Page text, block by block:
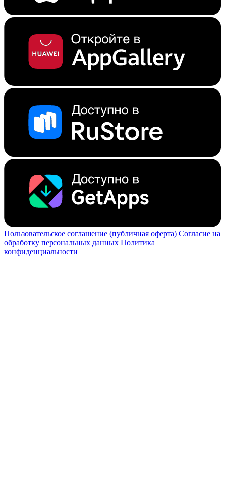
Пользовательское соглашение (публичная оферта) Согласие на
обработку персональных данных Политика
конфиденциальности